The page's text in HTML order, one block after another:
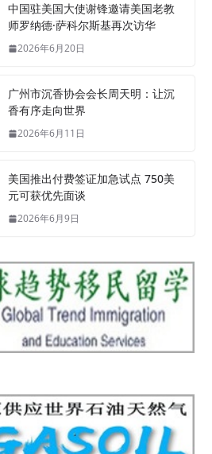
中国驻美国大使谢锋邀请美国老教
师罗纳德·萨科尔斯基再次访华
2026年6月20日
广州市沉香协会会长周天明：让沉
香有序走向世界
2026年6月11日
美国推出付费签证加急试点 750美
元可获优先面谈
2026年6月9日